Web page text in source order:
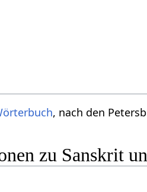
, nach den
zu Sanskrit